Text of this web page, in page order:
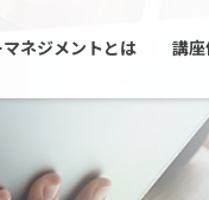
ネジメントとは 講